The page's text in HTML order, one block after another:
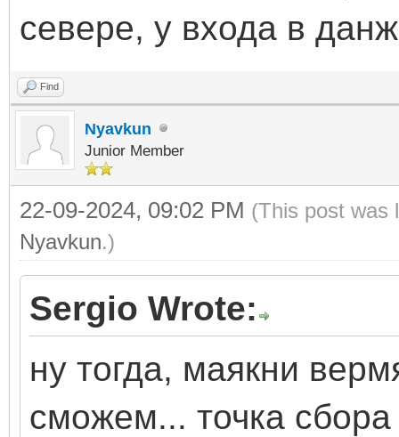
севере, у входа в данж
Find
Nyavkun
Junior Member
22-09-2024, 09:02 PM (This post was
Nyavkun.)
Sergio Wrote:
ну тогда, маякни
сможем... точка